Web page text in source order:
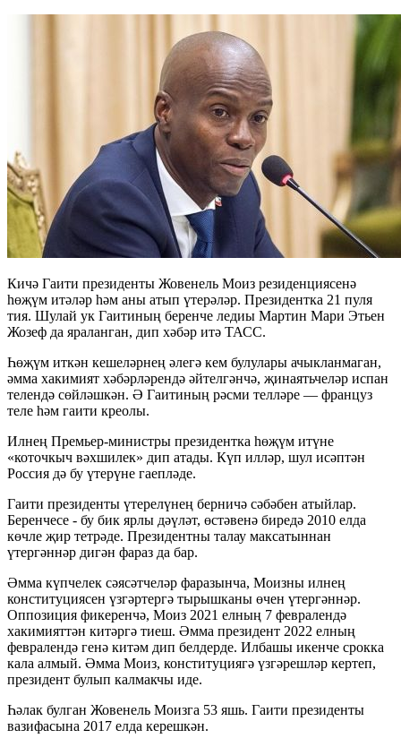
Кичә Гаити президенты Жовенель Моиз резиденциясенә
һөҗүм итәләр һәм аны атып үтерәләр. Президентка 21 пуля
тия. Шулай ук Гаитиның беренче ледиы Мартин Мари Этьен
Жозеф да яраланган, дип хәбәр итә ТАСС.
Һөҗүм иткән кешеләрнең әлегә кем булулары ачыкланмаган,
әмма хакимият хәбәрләрендә әйтелгәнчә, җинаятьчеләр испан
телендә сөйләшкән. Ә Гаитиның рәсми телләре — француз
теле һәм гаити креолы.
Илнең Премьер-министры президентка һөҗүм итүне
«коточкыч вәхшилек» дип атады. Күп илләр, шул исәптән
Россия дә бу үтерүне гаепләде.
Гаити президенты үтерелүнең берничә сәбәбен атыйлар.
Беренчесе - бу бик ярлы дәүләт, өстәвенә биредә 2010 елда
көчле җир тетрәде. Президентны талау максатыннан
үтергәннәр дигән фараз да бар.
Әмма күпчелек сәясәтчеләр фаразынча, Моизны илнең
конституциясен үзгәртергә тырышканы өчен үтергәннәр.
Оппозиция фикеренчә, Моиз 2021 елның 7 февралендә
хакимияттән китәргә тиеш. Әмма президент 2022 елның
февралендә генә китәм дип белдерде. Илбашы икенче срокка
кала алмый. Әмма Моиз, конституциягә үзгәрешләр кертеп,
президент булып калмакчы иде.
Һәлак булган Жовенель Моизга 53 яшь. Гаити президенты
вазифасына 2017 елда керешкән.